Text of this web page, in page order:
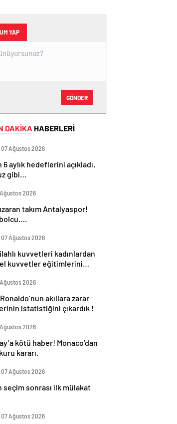
YAP
GÖNDER
DAKİKA HABERLERİ
07 Ağustos 2026
aylık hedeflerini açıkladı.
gibi…
2026
takım Antalyaspor!
07 Ağustos 2026
kuvvetleri kadınlardan
kuvvetler eğitimlerini
2026
akıllara zarar
istatistiğini çıkardık !
2026
kötü haber! Monaco’dan
kararı.
07 Ağustos 2026
seçim sonrası ilk mülakat
07 Ağustos 2026